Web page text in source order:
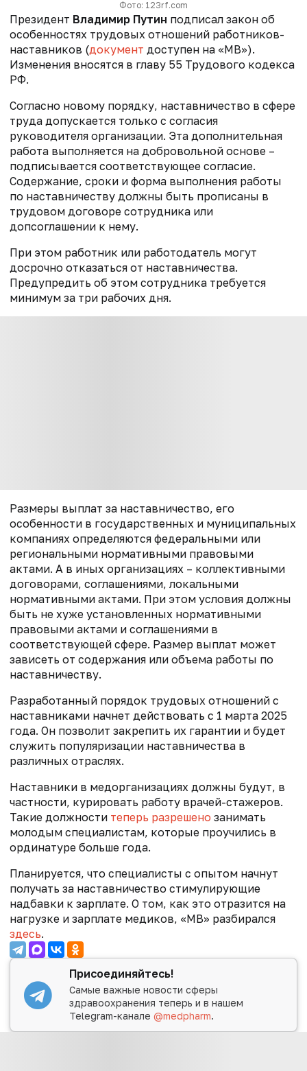
Фото: 123rf.com
Президент Владимир Путин подписал закон об
особенностях трудовых отношений работников-
наставников (документ доступен на «МВ»).
Изменения вносятся в главу 55 Трудового кодекса
РФ.
Согласно новому порядку, наставничество в сфере
труда допускается только с согласия
руководителя организации. Эта дополнительная
работа выполняется на добровольной основе –
подписывается соответствующее согласие.
Содержание, сроки и форма выполнения работы
по наставничеству должны быть прописаны в
трудовом договоре сотрудника или
допсоглашении к нему.
При этом работник или работодатель могут
досрочно отказаться от наставничества.
Предупредить об этом сотрудника требуется
минимум за три рабочих дня.
Размеры выплат за наставничество, его
особенности в государственных и муниципальных
компаниях определяются федеральными или
региональными нормативными правовыми
актами. А в иных организациях – коллективными
договорами, соглашениями, локальными
нормативными актами. При этом условия должны
быть не хуже установленных нормативными
правовыми актами и соглашениями в
соответствующей сфере. Размер выплат может
зависеть от содержания или объема работы по
наставничеству.
Разработанный порядок трудовых отношений с
наставниками начнет действовать с 1 марта 2025
года. Он позволит закрепить их гарантии и будет
служить популяризации наставничества в
различных отраслях.
Наставники в медорганизациях должны будут, в
частности, курировать работу врачей-стажеров.
Такие должности теперь разрешено занимать
молодым специалистам, которые проучились в
ординатуре больше года.
Планируется, что специалисты с опытом начнут
получать за наставничество стимулирующие
надбавки к зарплате. О том, как это отразится на
нагрузке и зарплате медиков, «МВ» разбирался
здесь.
Присоединяйтесь!
Самые важные новости сферы
здравоохранения теперь и в нашем
Telegram-канале@medpharm.